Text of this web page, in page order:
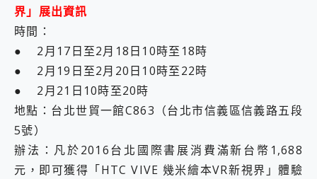
界」展出資訊
時間：
● 2月17日至2月18日10時至18時
● 2月19日至2月20日10時至22時
● 2月21日10時至20時
地點：台北世貿一館C863（台北市信義區信義路五段
5號）
辦法：凡於2016台北國際書展消費滿新台幣1,688
元，即可獲得「HTC VIVE 幾米繪本VR新視界」體驗